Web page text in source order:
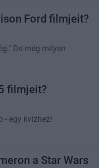
Ford filmjeit?
De még milyen
filmjeit?
- egy kvízhez!
a Star Wars